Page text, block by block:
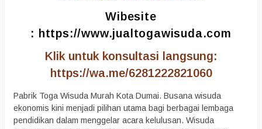
Wibesite
: https://www.jualtogawisuda.com
Klik untuk konsultasi langsung:
https://wa.me/6281222821060
Pabrik Toga Wisuda Murah Kota Dumai. Busana wisuda
ekonomis kini menjadi pilihan utama bagi berbagai lembaga
pendidikan dalam menggelar acara kelulusan. Wisuda